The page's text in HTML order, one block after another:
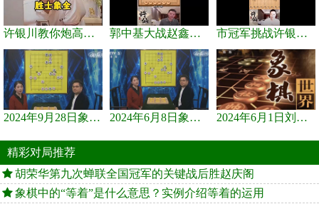
许银川教你炮高兵士象全如何赢士象全，简单四步即可 郭中基大战赵鑫鑫，许银川激情讲解 市冠军挑战许银川，急进中兵变化真激烈！
2024年9月28日象棋世界栏目，刘君、蒋川讲解了第九届杨官璘杯象棋... 2024年6月8日象棋世界，刘君、蒋川讲解了第九届杨官璘杯全国象棋... 2024年6月1日刘君、蒋川讲解第三届上海杯象棋大师赛谢靖与李少庚...
精彩对局推荐
胡荣华第九次蝉联全国冠军的关键战后胜赵庆阁
象棋中的“等着”是什么意思？实例介绍等着的运用